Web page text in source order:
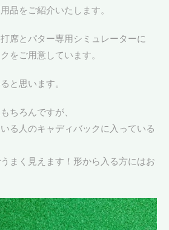
品をご紹介いたします。
席とパター専用シミュレーターに
をご用意しています。
と思います。
ちろんですが、
る人のキャディバックに入っている
まく見えます！形から入る方にはお